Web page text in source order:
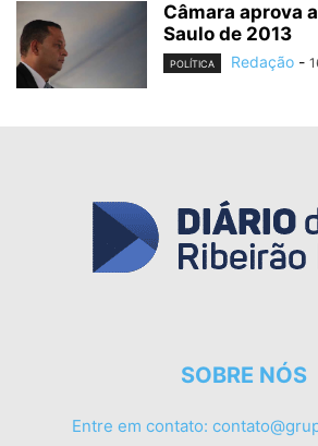
Câmara aprova
Saulo de 2013
POLÍTICA Redação -
SOBRE NÓS
Entre em contato: